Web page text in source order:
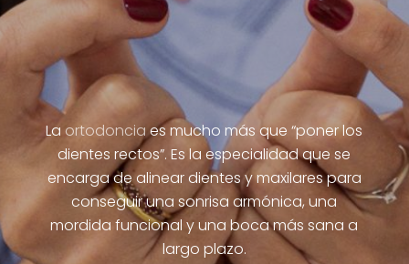
Laortodonciaes mucho más que “poner los
dientes rectos”. Es la especialidad que se
encarga de alinear dientes y maxilares para
conseguir una sonrisa armónica, una
mordida funcional y una boca más sana a
largo plazo.